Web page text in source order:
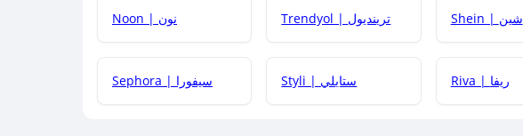
Noon | نون Trendyol | ترينديول Shein | شين
Sephora | سيفورا Styli | ستايلي Riva | ريفا